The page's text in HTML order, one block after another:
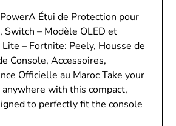
Étui de Protection pour
Switch – Modèle OLED et
– Fortnite: Peely, Housse de
Console, Accessoires,
Officielle au Maroc Take your
with this compact,
to perfectly fit the console